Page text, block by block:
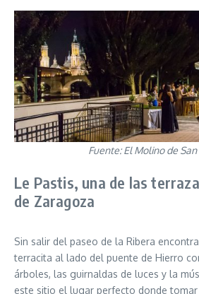
Fuente: El Molino de San
Le Pastis, una de las
de Zaragoza
Sin salir del paseo de la Ribera
terracita al lado del puente de Hierro
árboles, las guirnaldas de luces y la
este sitio el lugar perfecto donde